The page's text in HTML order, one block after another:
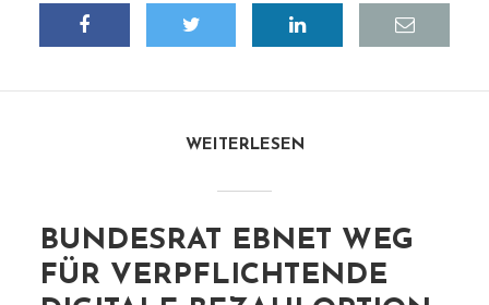
WEITERLESEN
BUNDESRAT EBNET WEG
FÜR VERPFLICHTENDE